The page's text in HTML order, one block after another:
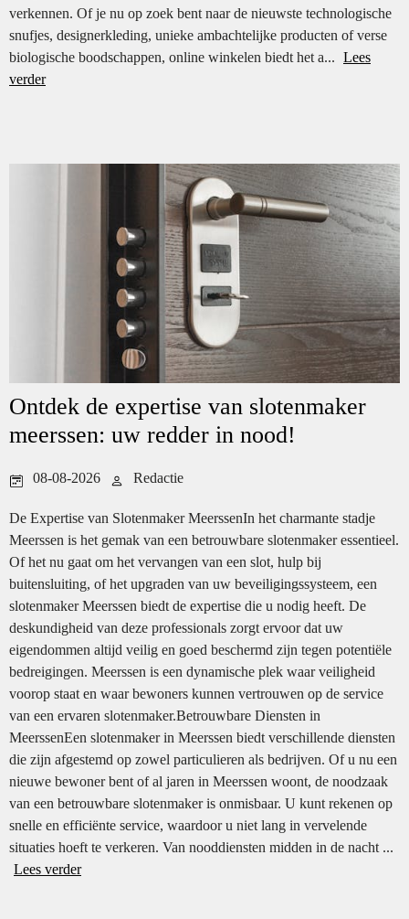
verkennen. Of je nu op zoek bent naar de nieuwste technologische
snufjes, designerkleding, unieke ambachtelijke producten of verse
biologische boodschappen, online winkelen biedt het a... Lees
verder
Ontdek de expertise van slotenmaker
meerssen: uw redder in nood!
08-08-2026 Redactie
De Expertise van Slotenmaker MeerssenIn het charmante stadje
Meerssen is het gemak van een betrouwbare slotenmaker essentieel.
Of het nu gaat om het vervangen van een slot, hulp bij
buitensluiting, of het upgraden van uw beveiligingssysteem, een
slotenmaker Meerssen biedt de expertise die u nodig heeft. De
deskundigheid van deze professionals zorgt ervoor dat uw
eigendommen altijd veilig en goed beschermd zijn tegen potentiële
bedreigingen. Meerssen is een dynamische plek waar veiligheid
voorop staat en waar bewoners kunnen vertrouwen op de service
van een ervaren slotenmaker.Betrouwbare Diensten in
MeerssenEen slotenmaker in Meerssen biedt verschillende diensten
die zijn afgestemd op zowel particulieren als bedrijven. Of u nu een
nieuwe bewoner bent of al jaren in Meerssen woont, de noodzaak
van een betrouwbare slotenmaker is onmisbaar. U kunt rekenen op
snelle en efficiënte service, waardoor u niet lang in vervelende
situaties hoeft te verkeren. Van nooddiensten midden in de nacht ...
Lees verder